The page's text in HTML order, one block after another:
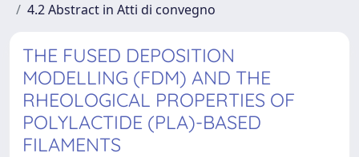
4.2 Abstract in Atti di convegno
THE FUSED DEPOSITION
MODELLING (FDM) AND THE
RHEOLOGICAL PROPERTIES OF
POLYLACTIDE (PLA)-BASED
FILAMENTS